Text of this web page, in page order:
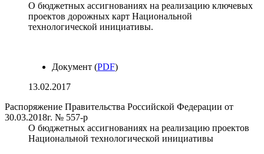
О бюджетных ассигнованиях на реализацию ключевых
проектов дорожных карт Национальной
технологической инициативы.
Документ (PDF)
13.02.2017
Распоряжение Правительства Российской Федерации от
30.03.2018г. № 557-р
О бюджетных ассигнованиях на реализацию проектов
Национальной технологической инициативы